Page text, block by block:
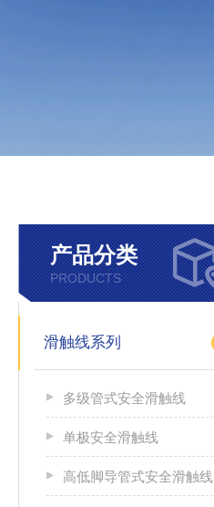
产品分类
PRODUCTS
滑触线系列
多级管式安全滑触线
单极安全滑触线
高低脚导管式安全滑触线